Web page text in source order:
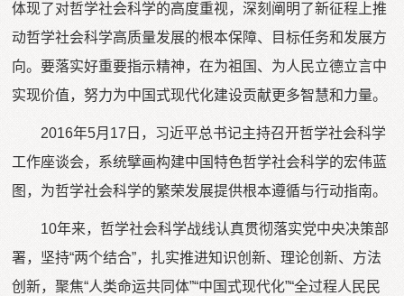
体现了对哲学社会科学的高度重视，深刻阐明了新征程上推
动哲学社会科学高质量发展的根本保障、目标任务和发展方
向。要落实好重要指示精神，在为祖国、为人民立德立言中
实现价值，努力为中国式现代化建设贡献更多智慧和力量。
2016年5月17日，习近平总书记主持召开哲学社会科学
工作座谈会，系统擘画构建中国特色哲学社会科学的宏伟蓝
图，为哲学社会科学的繁荣发展提供根本遵循与行动指南。
10年来，哲学社会科学战线认真贯彻落实党中央决策部
署，坚持“两个结合”，扎实推进知识创新、理论创新、方法
创新，聚焦“人类命运共同体”“中国式现代化”“全过程人民民